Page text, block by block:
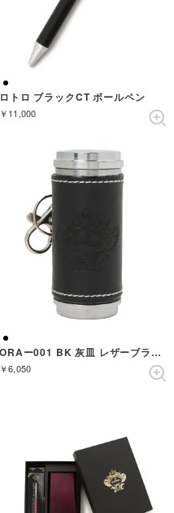
ロトロ ブラックCT ボールペン
￥11,000
ORAー001 BK 灰皿 レザーブラック （BLACK）
￥6,050